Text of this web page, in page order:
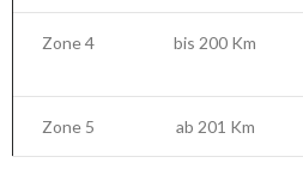
Zone 4 bis 200 Km
Zone 5 ab 201 Km